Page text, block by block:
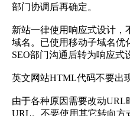
部门协调后再确定。
新站一律使用响应式设计，
域名。已使用移动子域名优
SEO部门沟通后转为响应式
英文网站HTML代码不要出
由于各种原因需要改动URL
URL。不要使用其它转向方